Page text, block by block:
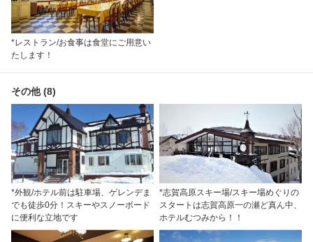
*レストラン/お食事は食堂にご用意い
たします！
その他 (8)
*外観/ホテル前は駐車場、ゲレンデま
でも徒歩0分！スキーやスノーボード
に便利な立地です
*志賀高原スキー場/スキー場めぐりの
スタートは志賀高原一の瀬ど真ん中、
ホテルむつみから！！